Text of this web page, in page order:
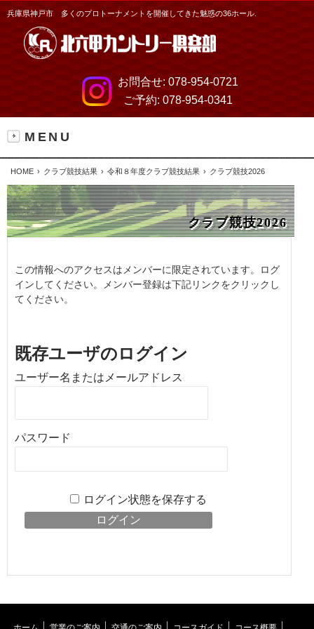
兵庫県神戸市 多くのプロトーナメントを開催してきた魅惑の36ホール.
お問合せ: 078-954-0721
ご予約: 078-954-0341
MENU
HOME クラブ競技結果 令和８年度クラブ競技結果 クラブ競技2026
クラブ競技2026
この情報へのアクセスはメンバーに限定されています。ログ
インしてください。メンバー登録は下記リンクをクリックし
てください。
既存ユーザのログイン
ユーザー名またはメールアドレス
パスワード
ログイン状態を保存する
ホーム 営業のご案内 交通のご案内 コースガイド コース概要